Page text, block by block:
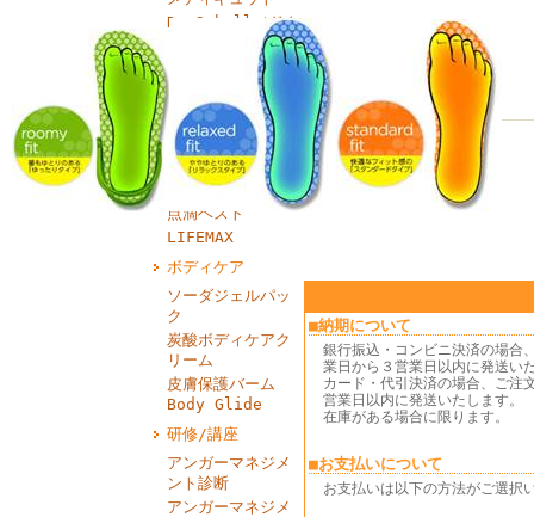
Dr Scholl（ドク
ターショール）
パーティ・フィー
ト
BAND‐AID（バン
ドエイド）
アパレル
IRUI
点滴ベスト
LIFEMAX
ボディケア
ソーダジェルパッ
ク
炭酸ボディケアク
リーム
皮膚保護バーム
Body Glide
研修/講座
アンガーマネジメ
ント診断
アンガーマネジメ
■納期について
銀行振込・コンビニ決済の場合
業日から３営業日以内に発送い
カード・代引決済の場合、ご注
営業日以内に発送いたします。
在庫がある場合に限ります。
■お支払いについて
お支払いは以下の方法がご選択